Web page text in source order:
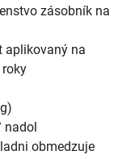
zásobník na
aplikovaný na
nadol
obmedzuje